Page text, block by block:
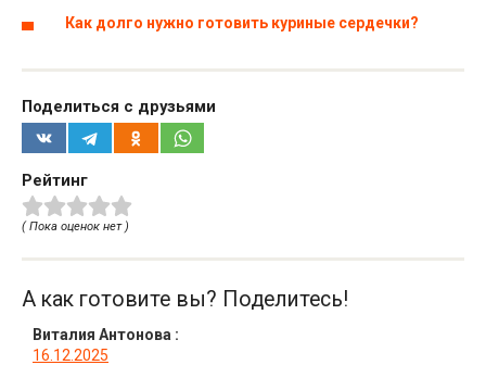
Как долго нужно готовить куриные сердечки?
Поделиться с друзьями
Рейтинг
( Пока оценок нет )
А как готовите вы? Поделитесь!
Виталия Антонова :
16.12.2025